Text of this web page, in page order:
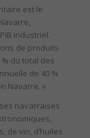
est le
industriel.
de produits
du total des
de 40 %
Navarre. »
navarraises
de vin, d’huiles